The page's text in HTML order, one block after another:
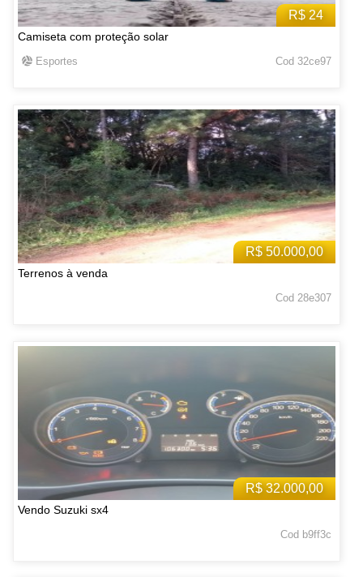
R$ 24
Camiseta com proteção solar
Esportes Cod 32ce97
R$ 50.000,00
Terrenos à venda
Cod 28e307
R$ 32.000,00
Vendo Suzuki sx4
Cod b9ff3c